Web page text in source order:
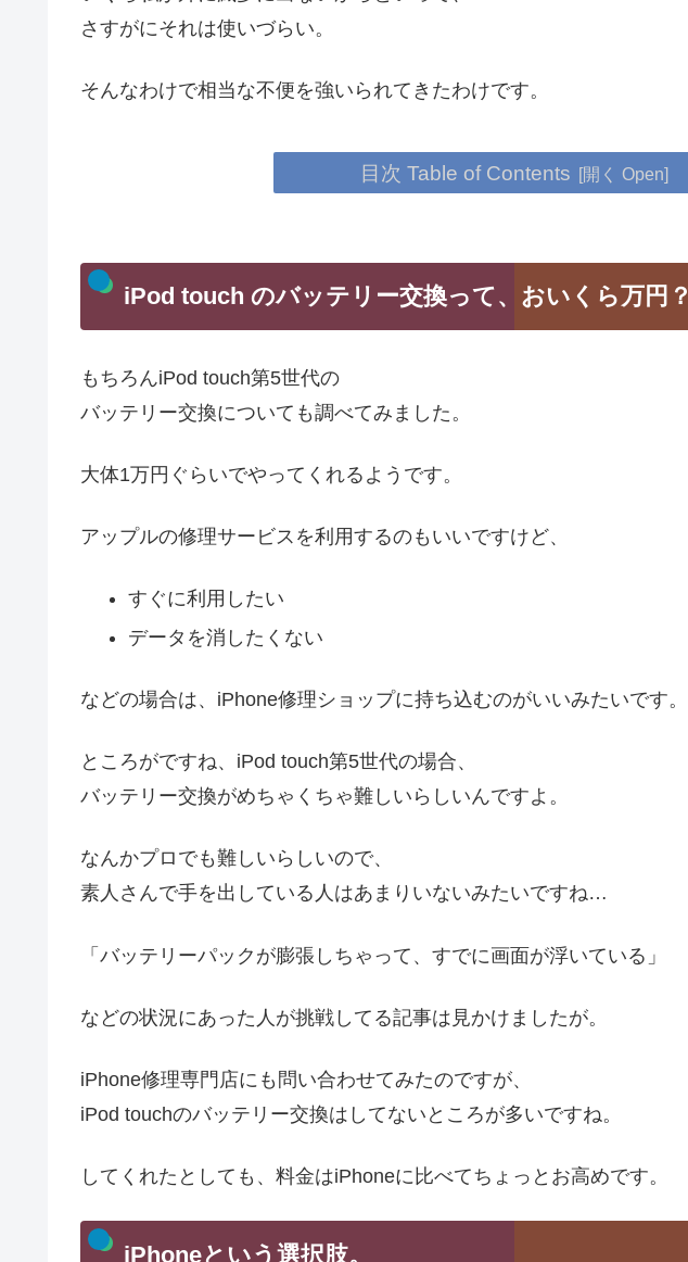
さすがにそれは使いづらい。
そんなわけで相当な不便を強いられてきたわけです。
目次 Table of Contents
iPod touch のバッテリー交換って、おいくら万円？
もちろんiPod touch第5世代の
バッテリー交換についても調べてみました。
大体1万円ぐらいでやってくれるようです。
アップルの修理サービスを利用するのもいいですけど、
すぐに利用したい
データを消したくない
などの場合は、iPhone修理ショップに持ち込むのがいいみたいです。
ところがですね、iPod touch第5世代の場合、
バッテリー交換がめちゃくちゃ難しいらしいんですよ。
なんかプロでも難しいらしいので、
素人さんで手を出している人はあまりいないみたいですね…
「バッテリーパックが膨張しちゃって、すでに画面が浮いている」
などの状況にあった人が挑戦してる記事は見かけましたが。
iPhone修理専門店にも問い合わせてみたのですが、
iPod touchのバッテリー交換はしてないところが多いですね。
してくれたとしても、料金はiPhoneに比べてちょっとお高めです。
iPhoneという選択肢。